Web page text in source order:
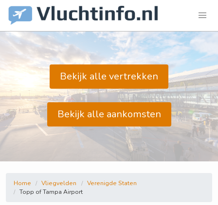
Bekijk alle vertrekken
Bekijk alle aankomsten
Home Vliegvelden
Verenigde Staten
Topp of Tampa Airport